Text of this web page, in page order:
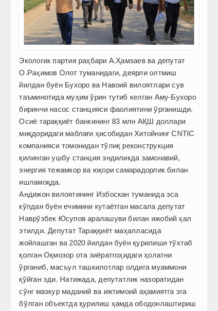
Экологик партия раҳбари А.Ҳамзаев ва депутат
О.Раҳимов Олот туманидаги, деярли олтмиш
йилдан буён Бухоро ва Навоий вилоятлари сув
таъминотида муҳим ўрин тутиб келган Аму-Бухоро
биринчи насос станцияси фаолиятини ўрганишди.
Осиё тараққиёт банкининг 83 млн АҚШ доллари
миқдоридаги маблағи ҳисобидан Хитойнинг CNTIC
компанияси томонидан тўлиқ реконструкция
қилинган ушбу станция эндиликда замонавий,
энергия тежамкор ва юқори самарадорлик билан
ишламоқда.
Андижон вилоятининг Избоскан туманида эса
кўпдан буён ечимини кутаётган масала депутат
Наврўзбек Юсупов аралашуви билан ижобий ҳал
этилди. Депутат Тараққиёт маҳалласида
жойлашган ва 2020 йилдан буён қурилиши тўхтаб
қолган Оқмозор ота зиёратгоҳидаги ҳолатни
ўрганиб, масъул ташкилотлар олдига муаммони
қўйган эди. Натижада, депутатлик назоратидан
сўнг мазкур маданий ва ижтимоий аҳамиятга эга
бўлган объектда қурилиш ҳамда ободонлаштириш